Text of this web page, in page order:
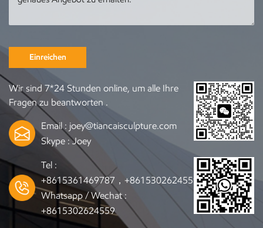
Einreichen
Wir sind 7*24 Stunden online, um alle Ihre
Fragen zu beantworten .
Email : joey@tiancaisculpture.com
Skype :Joey
Tel :
+8615361469787，+8615302624559
Whatsapp / Wechat :
+8615302624559